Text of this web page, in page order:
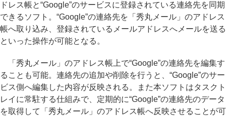
ドレス帳と“Google”のサービスに登録されている連絡先を同期
できるソフト。“Google”の連絡先を「秀丸メール」のアドレス
帳へ取り込み、登録されているメールアドレスへメールを送る
といった操作が可能となる。
「秀丸メール」のアドレス帳上で“Google”の連絡先を編集す
ることも可能。連絡先の追加や削除を行うと、“Google”のサー
ビス側へ編集した内容が反映される。また本ソフトはタスクト
レイに常駐する仕組みで、定期的に“Google”の連絡先のデータ
を取得して「秀丸メール」のアドレス帳へ反映させることが可